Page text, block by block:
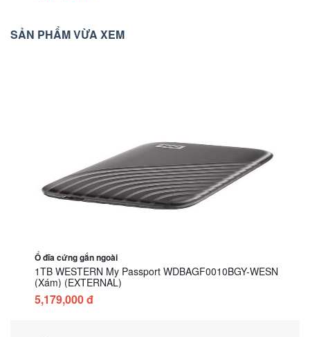
SẢN PHẨM VỪA XEM
Ổ đĩa cứng gắn ngoài
1TB WESTERN My Passport WDBAGF0010BGY-WESN
(Xám) (EXTERNAL)
5,179,000 đ